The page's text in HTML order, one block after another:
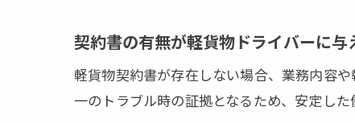
契約書の有無が軽貨物ドライバーに与
軽貨物契約書が存在しない場合、業務内容
一のトラブル時の証拠となるため、安定した